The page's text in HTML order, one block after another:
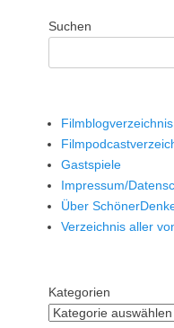
Suchen
Filmblogverzeichnis
Gastspiele
Impressum/
Über
Verzeichnis aller
Kategorien